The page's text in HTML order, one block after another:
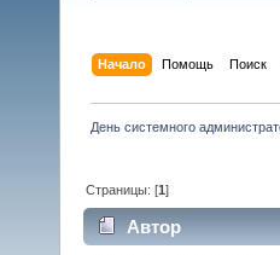
Начало Помощь Поиск
День системного
Страницы: [1]
Автор